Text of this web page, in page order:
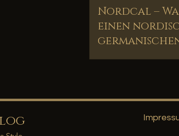
Nordcal –
einen
entwickelt